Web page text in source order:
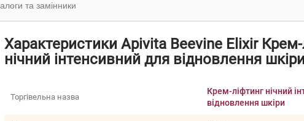
та замінники
Характеристики Apivita Beevine Elixir Крем-
нічний інтенсивний для відновлення
Торгівельна назва
Крем-ліфтинг нічний
відновлення шкіри